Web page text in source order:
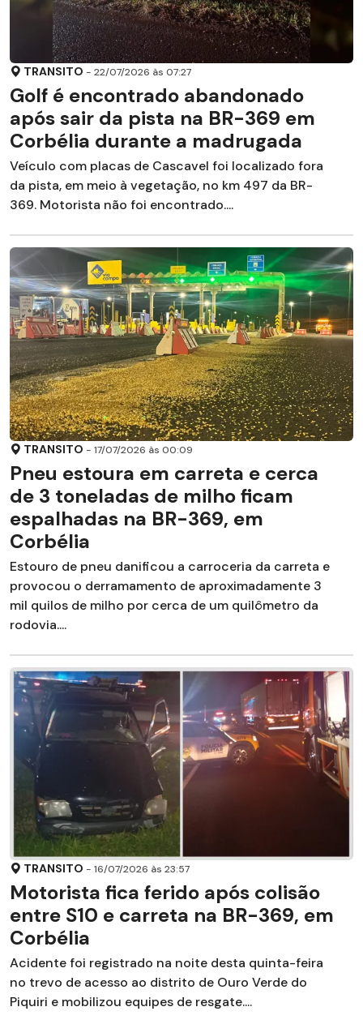
TRANSITO - 22/07/2026 às 07:27
Golf é encontrado abandonado
após sair da pista na BR-369 em
Corbélia durante a madrugada
Veículo com placas de Cascavel foi localizado fora
da pista, em meio à vegetação, no km 497 da BR-
369. Motorista não foi encontrado....
TRANSITO - 17/07/2026 às 00:09
Pneu estoura em carreta e cerca
de 3 toneladas de milho ficam
espalhadas na BR-369, em
Corbélia
Estouro de pneu danificou a carroceria da carreta e
provocou o derramamento de aproximadamente 3
mil quilos de milho por cerca de um quilômetro da
rodovia....
TRANSITO - 16/07/2026 às 23:57
Motorista fica ferido após colisão
entre S10 e carreta na BR-369, em
Corbélia
Acidente foi registrado na noite desta quinta-feira
no trevo de acesso ao distrito de Ouro Verde do
Piquiri e mobilizou equipes de resgate....